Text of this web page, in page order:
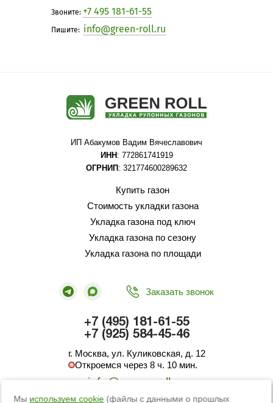
Звоните: +7 495 181-61-55
Пишите: info@green-roll.ru
ИП Абакумов Вадим Вячеславович
ИНН : 772861741919
ОГРНИП : 321774600289632
Купить газон
Стоимость укладки газона
Укладка газона под ключ
Укладка газона по сезону
Укладка газона по площади
Заказать звонок
+7 (495) 181-61-55
+7 (925) 584-45-46
г. Москва, ул. Куликовская, д. 12
Откроемся через 8 ч. 10 мин.
info@green-roll.ru
Мы используем cookie (файлы с данными о прошлых